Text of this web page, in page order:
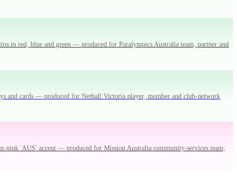
in red, blue and green — produced for Paralympics Australia team, partner and
and cards — produced for Netball Victoria player, member and club-network
'AUS' accent — produced for Mission Australia community-services team,